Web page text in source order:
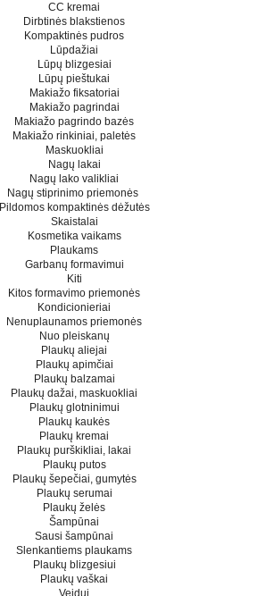
CC kremai
Dirbtinės blakstienos
Kompaktinės pudros
Lūpdažiai
Lūpų blizgesiai
Lūpų pieštukai
Makiažo fiksatoriai
Makiažo pagrindai
Makiažo pagrindo bazės
Makiažo rinkiniai, paletės
Maskuokliai
Nagų lakai
Nagų lako valikliai
Nagų stiprinimo priemonės
Pildomos kompaktinės dėžutės
Skaistalai
Kosmetika vaikams
Plaukams
Garbanų formavimui
Kiti
Kitos formavimo priemonės
Kondicionieriai
Nenuplaunamos priemonės
Nuo pleiskanų
Plaukų aliejai
Plaukų apimčiai
Plaukų balzamai
Plaukų dažai, maskuokliai
Plaukų glotninimui
Plaukų kaukės
Plaukų kremai
Plaukų purškikliai, lakai
Plaukų putos
Plaukų šepečiai, gumytės
Plaukų serumai
Plaukų želės
Šampūnai
Sausi šampūnai
Slenkantiems plaukams
Plaukų blizgesiui
Plaukų vaškai
Veidui